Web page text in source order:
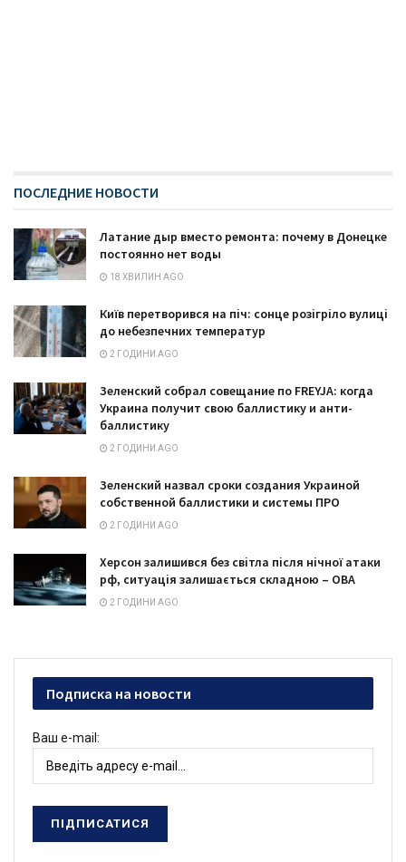
ПОСЛЕДНИЕ НОВОСТИ
Латание дыр вместо ремонта: почему в Донецке
постоянно нет воды
18 ХВИЛИН AGO
Київ перетворився на піч: сонце розігріло вулиці
до небезпечних температур
2 ГОДИНИ AGO
Зеленский собрал совещание по FREYJA: когда
Украина получит свою баллистику и анти-
баллистику
2 ГОДИНИ AGO
Зеленский назвал сроки создания Украиной
собственной баллистики и системы ПРО
2 ГОДИНИ AGO
Херсон залишився без світла після нічної атаки
рф, ситуація залишається складною – ОВА
2 ГОДИНИ AGO
Подписка на новости
Ваш e-mail: